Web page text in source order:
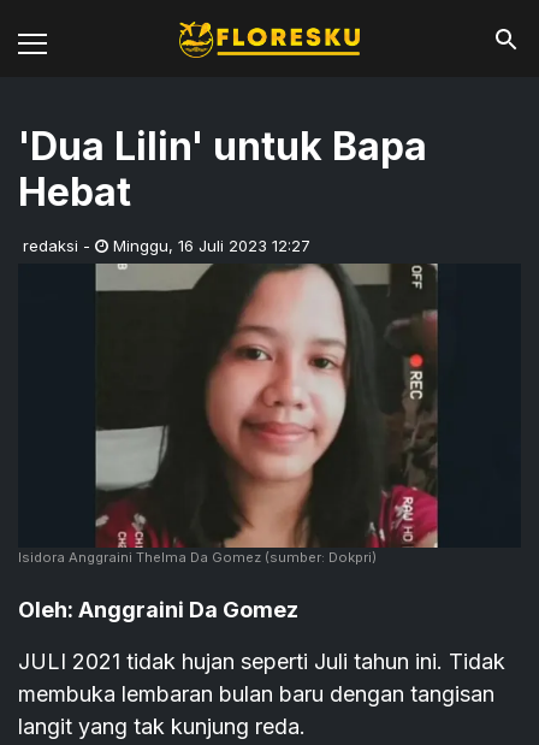
'Dua Lilin' untuk Bapa
Hebat
redaksi - Minggu, 16 Juli 2023 12:27
Isidora Anggraini Thelma Da Gomez (sumber: Dokpri)
Oleh: Anggraini Da Gomez
JULI 2021 tidak hujan seperti Juli tahun ini. Tidak
membuka lembaran bulan baru dengan tangisan
langit yang tak kunjung reda.